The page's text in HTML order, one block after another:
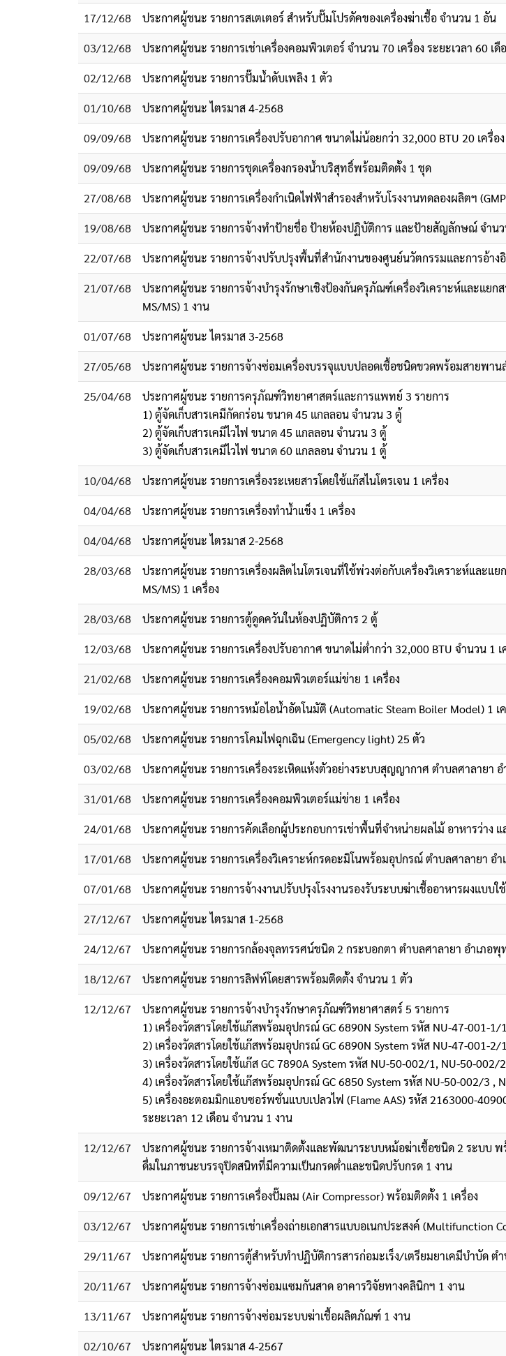
17/12/68 ประกาศผู้ชนะ รายการสเตเตอร์ สำหรับปั๊มโปรดัคของเครื่องฆ่าเชื้อ จำนวน 1 อัน
03/12/68 ประกาศผู้ชนะ รายการเช่าเครื่องคอมพิวเตอร์ จำนวน 70 เครื่อง ระยะเวลา 60 เดื
02/12/68 ประกาศผู้ชนะ รายการปั๊มน้ำดับเพลิง 1 ตัว
01/10/68 ประกาศผู้ชนะ ไตรมาส 4-2568
09/09/68 ประกาศผู้ชนะ รายการเครื่องปรับอากาศ ขนาดไม่น้อยกว่า 32,000 BTU 20 เครื่อง
09/09/68 ประกาศผู้ชนะ รายการชุดเครื่องกรองน้ำบริสุทธิ์พร้อมติดตั้ง 1 ชุด
27/08/68 ประกาศผู้ชนะ รายการเครื่องกำเนิดไฟฟ้าสำรองสำหรับโรงงานทดลองผลิตฯ
19/08/68 ประกาศผู้ชนะ รายการจ้างทำป้ายชื่อ ป้ายห้องปฏิบัติการ และป้ายสัญลักษณ์ จำน
22/07/68 ประกาศผู้ชนะ รายการจ้างปรับปรุงพื้นที่สำนักงานของศูนย์นวัตกรรมและการอ้าง
21/07/68
ประกาศผู้ชนะ รายการจ้างบำรุงรักษาเชิงป้องกันครุภัณฑ์เครื่องวิเคราะห์และแย
MS/MS) 1 งาน
01/07/68 ประกาศผู้ชนะ ไตรมาส 3-2568
27/05/68 ประกาศผู้ชนะ รายการจ้างซ่อมเครื่องบรรจุแบบปลอดเชื้อชนิดขวดพร้อมสายพาน
25/04/68
ประกาศผู้ชนะ รายการครุภัณฑ์วิทยาศาสตร์และการแพทย์ 3 รายการ
1) ตู้จัดเก็บสารเคมีกัดกร่อน ขนาด 45 แกลลอน จำนวน 3 ตู้
2) ตู้จัดเก็บสารเคมีไวไฟ ขนาด 45 แกลลอน จำนวน 3 ตู้
3) ตู้จัดเก็บสารเคมีไวไฟ ขนาด 60 แกลลอน จำนวน 1 ตู้
10/04/68 ประกาศผู้ชนะ รายการเครื่องระเหยสารโดยใช้แก๊สไนโตรเจน 1 เครื่อง
04/04/68 ประกาศผู้ชนะ รายการเครื่องทำน้ำแข็ง 1 เครื่อง
04/04/68 ประกาศผู้ชนะ ไตรมาส 2-2568
28/03/68
ประกาศผู้ชนะ รายการเครื่องผลิตไนโตรเจนที่ใช้พ่วงต่อกับเครื่องวิเคราะห์และ
MS/MS) 1 เครื่อง
28/03/68 ประกาศผู้ชนะ รายการตู้ดูดควันในห้องปฏิบัติการ 2 ตู้
12/03/68 ประกาศผู้ชนะ รายการเครื่องปรับอากาศ ขนาดไม่ต่ำกว่า 32,000 BTU จำนวน 1
21/02/68 ประกาศผู้ชนะ รายการเครื่องคอมพิวเตอร์แม่ข่าย 1 เครื่อง
19/02/68 ประกาศผู้ชนะ รายการหม้อไอน้ำอัตโนมัติ (Automatic Steam Boiler Model) 1 เ
05/02/68 ประกาศผู้ชนะ รายการโคมไฟฉุกเฉิน (Emergency light) 25 ตัว
03/02/68 ประกาศผู้ชนะ รายการเครื่องระเหิดแห้งตัวอย่างระบบสุญญากาศ ตำบลศาลายา
31/01/68 ประกาศผู้ชนะ รายการเครื่องคอมพิวเตอร์แม่ข่าย 1 เครื่อง
24/01/68 ประกาศผู้ชนะ รายการคัดเลือกผู้ประกอบการเช่าพื้นที่จำหน่ายผลไม้ อาหารว่าง
17/01/68 ประกาศผู้ชนะ รายการเครื่องวิเคราะห์กรดอะมิโนพร้อมอุปกรณ์ ตำบลศาลายา
07/01/68 ประกาศผู้ชนะ รายการจ้างงานปรับปรุงโรงงานรองรับระบบฆ่าเชื้ออาหารผงแบบใ
27/12/67 ประกาศผู้ชนะ ไตรมาส 1-2568
24/12/67 ประกาศผู้ชนะ รายการกล้องจุลทรรศน์ชนิด 2 กระบอกตา ตำบลศาลายา อำเภอ
18/12/67 ประกาศผู้ชนะ รายการลิฟท์โดยสารพร้อมติดตั้ง จำนวน 1 ตัว
12/12/67
ประกาศผู้ชนะ รายการจ้างบำรุงรักษาครุภัณฑ์วิทยาศาสตร์ 5 รายการ
1) เครื่องวัดสารโดยใช้แก๊สพร้อมอุปกรณ์ GC 6890N System รหัส NU-47-001-
2) เครื่องวัดสารโดยใช้แก๊สพร้อมอุปกรณ์ GC 6890N System รหัส NU-47-001-
3) เครื่องวัดสารโดยใช้แก๊ส GC 7890A System รหัส NU-50-002/1, NU-50-002/2
4) เครื่องวัดสารโดยใช้แก๊สพร้อมอุปกรณ์ GC 6850 System รหัส NU-50-002/3 ,
5) เครื่องอะตอมมิกแอบซอร์พชั่นแบบเปลวไฟ (Flame AAS) รหัส 2163000-
ระยะเวลา 12 เดือน จำนวน 1 งาน
12/12/67
ประกาศผู้ชนะ รายการจ้างเหมาติดตั้งและพัฒนาระบบหม้อฆ่าเชื้อชนิด 2 ระบบ
ดื่มในภาชนะบรรจุปิดสนิทที่มีความเป็นกรดต่ำและชนิดปรับกรด 1 งาน
09/12/67 ประกาศผู้ชนะ รายการเครื่องปั๊มลม (Air Compressor) พร้อมติดตั้ง 1 เครื่อง
03/12/67 ประกาศผู้ชนะ รายการเช่าเครื่องถ่ายเอกสารแบบอเนกประสงค์ (Multifunction
29/11/67 ประกาศผู้ชนะ รายการตู้สำหรับทำปฏิบัติการสารก่อมะเร็ง/เตรียมยาเคมีบำบัด
20/11/67 ประกาศผู้ชนะ รายการจ้างซ่อมแซมกันสาด อาคารวิจัยทางคลินิกฯ 1 งาน
13/11/67 ประกาศผู้ชนะ รายการจ้างซ่อมระบบฆ่าเชื้อผลิตภัณฑ์ 1 งาน
02/10/67 ประกาศผู้ชนะ ไตรมาส 4-2567